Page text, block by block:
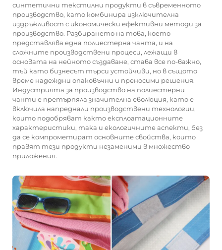
синтетични текстилни продукти в съвременното
производство, като комбинира изключителна
издръжливост с икономически ефективни методи за
производство. Разбирането на това, което
представлява една полиестерна чанта, и на
сложните производствени процеси, лежащи в
основата на нейното създаване, става все по-важно,
тъй като бизнесът търси устойчиви, но в същото
време надеждни опаковъчни и преносими решения.
Индустрията за производство на полиестерни
чанти е претърпяла значителна еволюция, като е
включила напреднали производствени технологии,
които подобряват както експлоатационните
характеристики, така и екологичните аспекти, без
да се компрометират основните свойства, които
правят тези продукти незаменими в множество
приложения.